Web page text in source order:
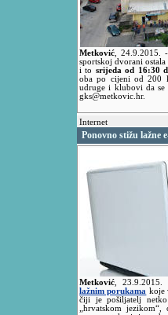
Metković ,24.9.2015.
sportskoj dvorani
i to srijeda od 16:30
oba po cijeni od 200
udruge i klubovi da se
gks@metkovic.hr.
Internet
Ponovno stižu lažne
Metković
23.9.2015.
lažnim porukama koje
čiji je pošiljatelj netko
„hrvatskom